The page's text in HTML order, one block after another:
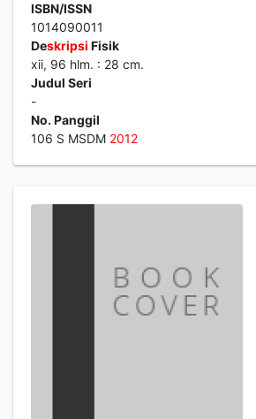
ISBN/ISSN
1014090011
Deskripsi Fisik
xii, 96 hlm. : 28 cm.
Judul Seri
-
No. Panggil
106 S MSDM 2012